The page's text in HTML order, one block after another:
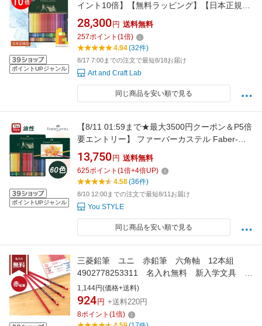
ポイントUPジャンル
イント10倍】【無料ラッピング】【日本正規
品】 ファーバーカステル アルブレヒト・デュ
ーラー水彩色鉛筆 120色 （缶入） 117511 ファ
ーバー カステル faber castell 高級色鉛筆 水彩
28,300 円 送料無料
257ポイント (1倍)
4.94(32件)
8/17 7:00までの注文で最短8/18お届け
Art and Craft Lab
同じ商品を安い順で見る
ポイントUPジャンル
【8/11 01:59まで★最大3500円クーポン＆P5倍
要エントリー】 ファーバーカステル Faber-
Castell 油性色鉛筆 ポリクロモス
POLYCHROMOS 60色 緑缶 110060 プレゼン
ト 入学 卒業 誕生日祝い 記念日祝い 文房具 絵
の具 画材セット 豪華セット 高級色鉛筆 油彩セ
ット 文具 高品
13,750 円 送料無料
625ポイント (1倍+4倍UP)
4.58(36件)
8/10 12:00までの注文で最短8/11お届け
You STYLE
同じ商品を安い順で見る
三菱鉛筆 ユニ 赤鉛筆 六角軸 12本組
4902778253311 名入れ無料 新入学文具
[M便 1/4]
1,144円(価格+送料)
924 円 +送料220円
8ポイント (1倍)